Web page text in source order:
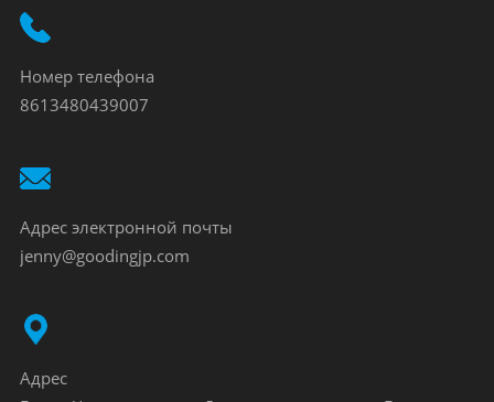
Номер телефона
8613480439007
Адрес электронной почты
jenny@goodingjp.com
Адрес